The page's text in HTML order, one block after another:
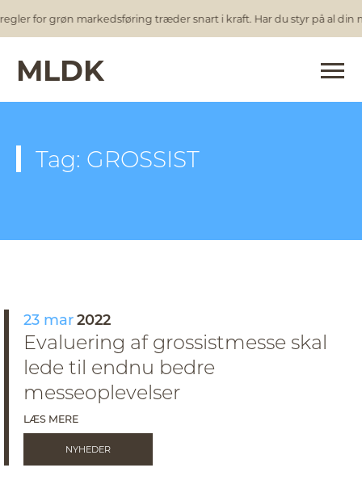
for grøn markedsføring træder snart i kraft. Har du styr på al din
MLDK
Tag: GROSSIST
23 mar2022
Evaluering af grossistmesse skal
lede til endnu bedre
messeoplevelser
LÆS MERE
NYHEDER